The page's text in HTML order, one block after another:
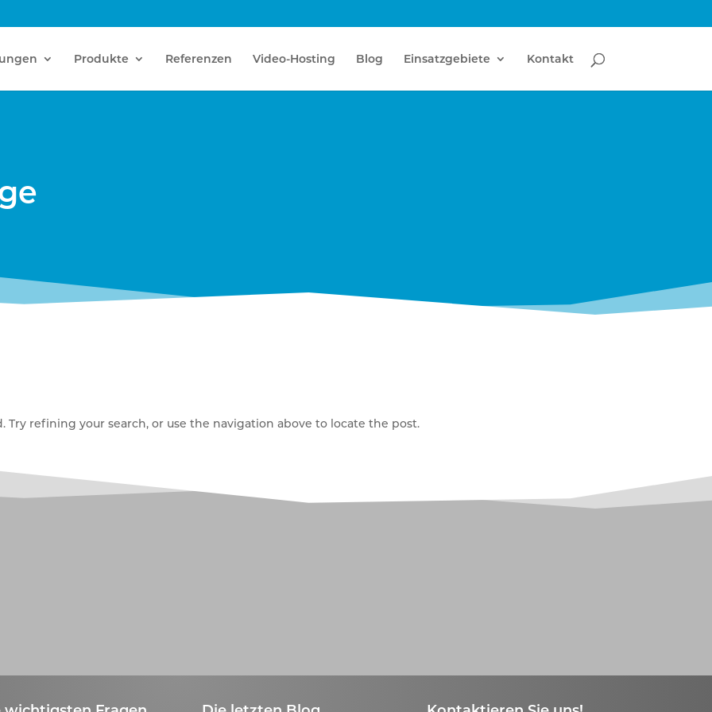
Produkte Referenzen Video-Hosting Blog Einsatzgebiete Kontakt
refining your search, or use the navigation above to locate the post.